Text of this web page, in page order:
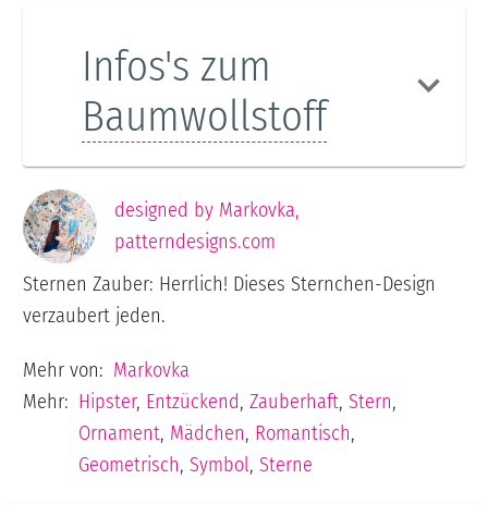
Infos's zum
Baumwollstoff
designed by Markovka,
patterndesigns.com
Sternen Zauber: Herrlich! Dieses Sternchen-Design
verzaubert jeden.
Mehr von: Markovka
Mehr: Hipster, Entzückend,Zauberhaft,Stern,
Ornament, Mädchen, Romantisch,
Geometrisch,Symbol,Sterne